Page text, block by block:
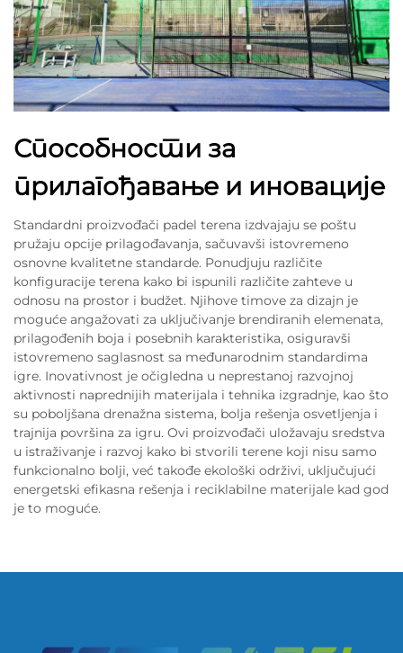
Способности за
прилагођавање и иновације
Standardni proizvođači padel terena izdvajaju se poštu
pružaju opcije prilagođavanja, sačuvavši istovremeno
osnovne kvalitetne standarde. Ponudjuju različite
konfiguracije terena kako bi ispunili različite zahteve u
odnosu na prostor i budžet. Njihove timove za dizajn je
moguće angažovati za uključivanje brendiranih elemenata,
prilagođenih boja i posebnih karakteristika, osiguravši
istovremeno saglasnost sa međunarodnim standardima
igre. Inovativnost je očigledna u neprestanoj razvojnoj
aktivnosti naprednijih materijala i tehnika izgradnje, kao što
su poboljšana drenažna sistema, bolja rešenja osvetljenja i
trajnija površina za igru. Ovi proizvođači uložavaju sredstva
u istraživanje i razvoj kako bi stvorili terene koji nisu samo
funkcionalno bolji, već takođe ekološki održivi, uključujući
energetski efikasna rešenja i reciklabilne materijale kad god
je to moguće.